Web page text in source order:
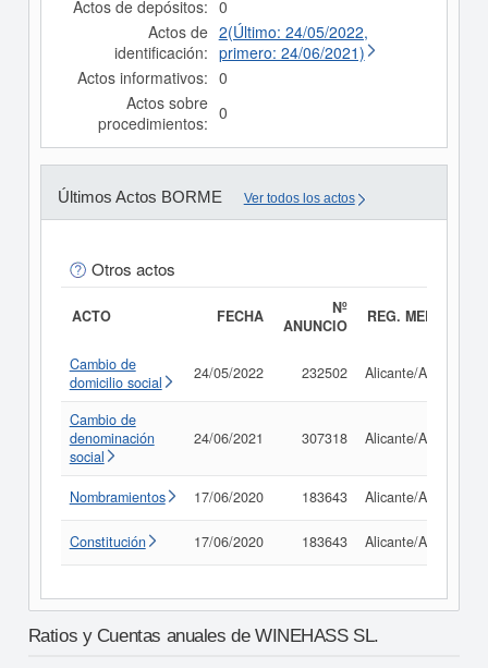
Actos de depósitos: 0
Actos de
identificación:
2(Último: 24/05/2022,
primero: 24/06/2021)
Actos informativos: 0
Actos sobre
procedimientos: 0
Últimos Actos BORME Ver todos los actos
Otros actos
ACTO FECHA
Nº
ANUNCIO
REG. MERC.
Cambio de
domicilio social
24/05/2022 232502 Alicante/Alacant
Cambio de
denominación
social
24/06/2021 307318 Alicante/Alacant
Nombramientos 17/06/2020 183643 Alicante/Alacant
Constitución 17/06/2020 183643 Alicante/Alacant
Ratios y Cuentas anuales de WINEHASS SL.